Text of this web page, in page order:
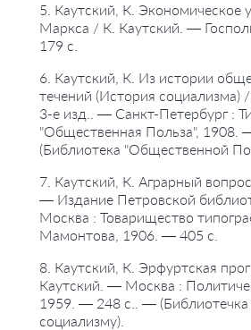
5. Каутский, К. Экономическое
Маркса / К. Каутский. —
179 с.
6. Каутский, К. Из истории
течений (История социализма)
3-е изд.. — Санкт-Петербург :
"Общественная Польза", 1908.
(Библиотека "Общественной
7. Каутский, К. Аграрный
— Издание Петровской
Москва : Товарищество
Мамонтова, 1906. — 405 с.
8. Каутский, К. Эрфуртская
Каутский. — Москва :
1959. — 248 с.. — (Библиотечка
социализму).